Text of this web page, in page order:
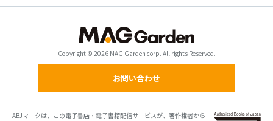
Copyright © 2026 MAG Garden corp. All rights Reserved.
お問い合わせ
ABJマークは、この電子書店・電子書籍配信サービスが、著作権者から